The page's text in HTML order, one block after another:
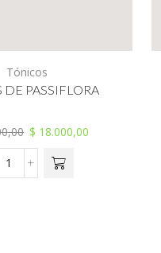
Tónicos
DE PASSIFLORA
$ 18.000,00